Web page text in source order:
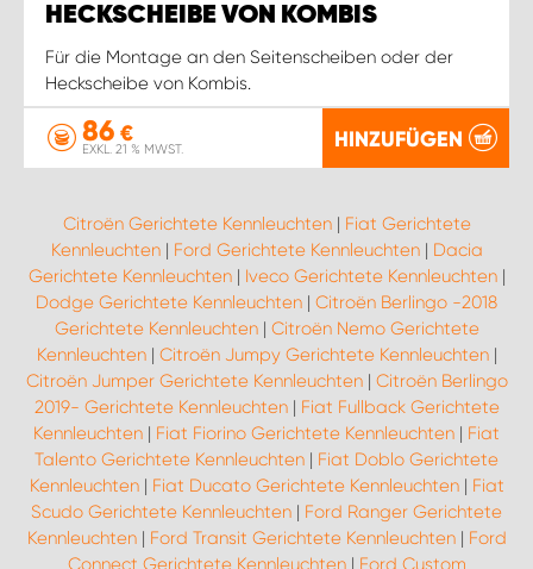
HECKSCHEIBE VON KOMBIS
Für die Montage an den Seitenscheiben oder der
Heckscheibe von Kombis.
86 €
EXKL. 21 % MWST. HINZUFÜGEN
Citroën Gerichtete Kennleuchten| Fiat Gerichtete
Kennleuchten| Ford Gerichtete Kennleuchten| Dacia
Gerichtete Kennleuchten| Iveco Gerichtete Kennleuchten|
Dodge Gerichtete Kennleuchten | Citroën Berlingo -2018
Gerichtete Kennleuchten| Citroën Nemo Gerichtete
Kennleuchten| Citroën Jumpy Gerichtete Kennleuchten|
Citroën Jumper Gerichtete Kennleuchten| Citroën Berlingo
2019- Gerichtete Kennleuchten| Fiat Fullback Gerichtete
Kennleuchten | Fiat Fiorino Gerichtete Kennleuchten | Fiat
Talento Gerichtete Kennleuchten | Fiat Doblo Gerichtete
Kennleuchten| Fiat Ducato Gerichtete Kennleuchten| Fiat
Scudo Gerichtete Kennleuchten | Ford Ranger Gerichtete
Kennleuchten| Ford Transit Gerichtete Kennleuchten| Ford
Connect Gerichtete Kennleuchten| Ford Custom